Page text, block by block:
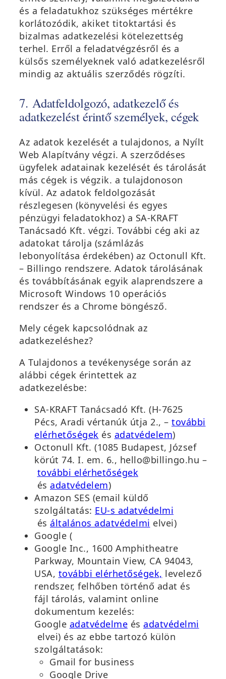
és a feladatukhoz szükséges mértékre
korlátozódik, akiket titoktartási és
bizalmas adatkezelési kötelezettség
terhel. Erről a feladatvégzésről és a
külsős személyeknek való adatkezelésről
mindig az aktuális szerződés rögzíti.
7. Adatfeldolgozó, adatkezelő és
adatkezelést érintő személyek, cégek
Az adatok kezelését a tulajdonos, a Nyílt
Web Alapítvány végzi. A szerződéses
ügyfelek adatainak kezelését és tárolását
más cégek is végzik. a tulajdonoson
kívül. Az adatok feldolgozását
részlegesen (könyvelési és egyes
pénzügyi feladatokhoz) a SA-KRAFT
Tanácsadó Kft. végzi. További cég aki az
adatokat tárolja (számlázás
lebonyolítása érdekében) az Octonull Kft.
– Billingo rendszere. Adatok tárolásának
és továbbításának egyik alaprendszere a
Microsoft Windows 10 operációs
rendszer és a Chrome böngésző.
Mely cégek kapcsolódnak az
adatkezeléshez?
A Tulajdonos a tevékenysége során az
alábbi cégek érintettek az
adatkezelésbe:
SA-KRAFT Tanácsadó Kft. (H-7625
Pécs, Aradi vértanúk útja 2., – további
elérhetőségek
ú
j
a
b
l
a
k
a
n
n
y
í
l
i
k
m
e
g
és adatvédelem(
ú
j
a
k
a
n
n
y
i
k
)
Octonull Kft. (1085 Budapest, József
körút 74. I. em. 6., hello@billingo.hu –
további elérhetőségek
ú
j
a
b
l
a
k
b
a
n
n
y
í
és adatvédelem(
ú
j
a
l
a
k
b
a
n
n
y
l
i
)
Amazon SES (email küldő
szolgáltatás: EU-s adatvédelmi
ú
j
a
b
l
a
k
b
a
n
n
és általános adatvédelmi
j
a
b
l
a
b
a
elvei)
Google (
Google Inc., 1600 Amphitheatre
Parkway, Mountain View, CA 94043,
USA, további elérhetőségek,
ú
b
l
levelező
rendszer, felhőben történő adat és
fájl tárolás, valamint online
dokumentum kezelés:
Google adatvédelme(
ú
a
és adatvédelmi
ú
elvei) és az ebbe tartozó külön
szolgáltatások:
Gmail for business
Google Drive